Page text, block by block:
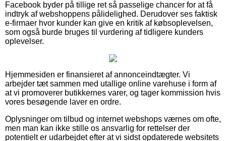
Facebook byder på tillige ret så passelige chancer for at få
indtryk af webshoppens pålidelighed. Derudover ses faktisk
e-firmaer hvor kunder kan give en kritik af købsoplevelsen,
som også burde bruges til vurdering af tidligere kunders
oplevelser.
Hjemmesiden er finansieret af annonceindtægter. Vi
arbejder tæt sammen med utallige online varehuse i form af
at vi promoverer butikkernes varer, og tager kommission hvis
vores besøgende laver en ordre.
Oplysninger om tilbud og internet webshops værnes om ofte,
men man kan ikke stille os ansvarlig for rettelser der
potentielt er udarbejdet efter at vi sidst opdaterede websitets